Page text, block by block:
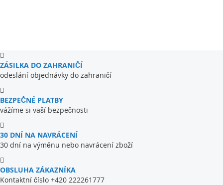
ZÁSILKA DO ZAHRANIČÍ
odeslání objednávky do zahraničí
BEZPEČNÉ PLATBY
vážíme si vaší bezpečnosti
30 DNÍ NA NAVRÁCENÍ
30 dní na výměnu nebo navrácení zboží
OBSLUHA ZÁKAZNÍKA
Kontaktní číslo +420 222261777